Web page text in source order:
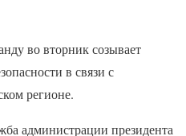
во вторник созывает
в связи с
регионе.
администрации президента